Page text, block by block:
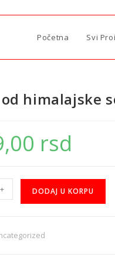
Početna Svi
himalajske
rsd
+ DODAJ U KORPU